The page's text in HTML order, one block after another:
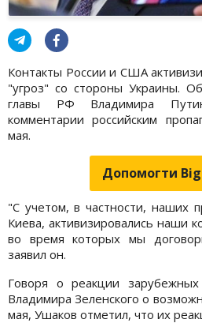
Контакты России и США
"угроз" со стороны Украины.
главы РФ Владимира
комментарии российским
мая.
Допомогти
"С учетом, в частности, наших
Киева, активизировались наши
во время которых мы
заявил он.
Говоря о реакции
Владимира Зеленского о
мая, Ушаков отметил, что их